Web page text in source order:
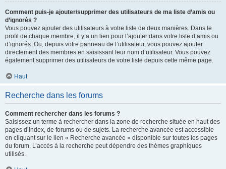
Comment puis-je ajouter/supprimer des utilisateurs de ma liste d’amis ou
d’ignorés ?
Vous pouvez ajouter des utilisateurs à votre liste de deux manières. Dans le
profil de chaque membre, il y a un lien pour l’ajouter dans votre liste d’amis ou
d’ignorés. Ou, depuis votre panneau de l’utilisateur, vous pouvez ajouter
directement des membres en saisissant leur nom d’utilisateur. Vous pouvez
également supprimer des utilisateurs de votre liste depuis cette même page.
Haut
Recherche dans les forums
Comment rechercher dans les forums ?
Saisissez un terme à rechercher dans la zone de recherche située en haut des
pages d’index, de forums ou de sujets. La recherche avancée est accessible
en cliquant sur le lien « Recherche avancée » disponible sur toutes les pages
du forum. L’accès à la recherche peut dépendre des thèmes graphiques
utilisés.